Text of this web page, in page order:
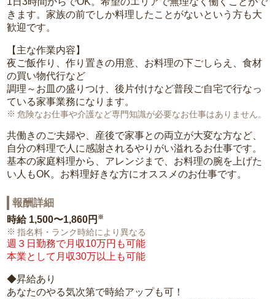
きます。家族の前でしか料理したことがないという方も大
歓迎です。
【主な作業内容】
夜ご飯作り、作り置きの用意、お料理の下ごしらえ、食材
の買い物代行など
調理～お皿の盛りつけ、後片付けなど普段ご自宅で行なっ
ている家事業務になります。
危険なお仕事や介護など専門知識が必要なお仕事はありません。
共働きのご夫婦や、産後で家事との両立が大変な方など、
自分の料理で人に感謝されるやりがい溢れるお仕事です。
基本の家庭料理から、アレンジまで、お料理の腕を上げた
い人もOK。お料理好きな方にオススメのお仕事です。
報酬詳細
時給 1,500〜1,860円 ※
指名料・ランク時給により異なる
週３日勤務で月収10万円も可能
本業として月収30万以上も可能
◆昇給あり
あなたのやる気次第で時給アップも可！